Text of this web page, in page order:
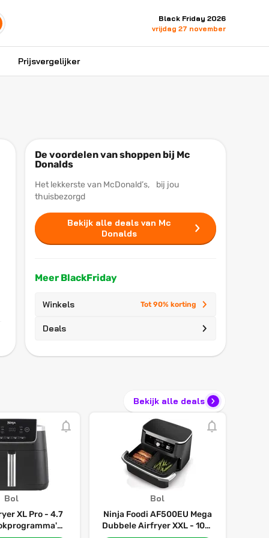
Black Friday 2026
vrijdag 27 november
Prijsvergelijker
De voordelen van shoppen bij Mc
Donalds
Het lekkerste van McDonald’s, bij jou
thuisbezorgd
Bekijk alle deals van Mc
Donalds
Meer BlackFriday
Winkels Tot 90% korting
Deals
Bekijk alle deals
Bol
XL Pro - 4.7
-
Bol
Ninja Foodi AF500EU Mega
Dubbele Airfryer XXL - 10.4